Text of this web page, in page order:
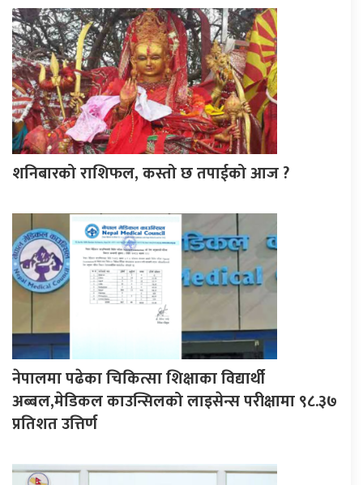
शनिबारको राशिफल, कस्तो छ तपाईको आज ?
नेपालमा पढेका चिकित्सा शिक्षाका विद्यार्थी
अब्बल,मेडिकल काउन्सिलको लाइसेन्स परीक्षामा ९८.३७
प्रतिशत उत्तिर्ण